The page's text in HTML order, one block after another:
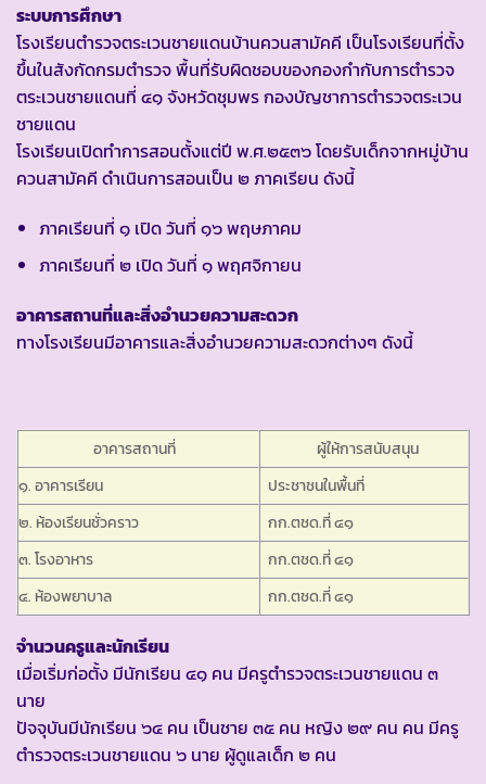
ระบบการศึกษา
โรงเรียนตำรวจตระเวนชายแดนบ้านควนสามัคคี เป็นโรงเรียนที่ตั้ง
ขึ้นในสังกัดกรมตำรวจ พื้นที่รับผิดชอบของกองกำกับการตำรวจ
ตระเวนชายแดนที่ ๔๑ จังหวัดชุมพร กองบัญชาการตำรวจตระเวน
ชายแดน
โรงเรียนเปิดทำการสอนตั้งแต่ปี พ.ศ.๒๕๓๖ โดยรับเด็กจากหมู่บ้าน
ควนสามัคคี ดำเนินการสอนเป็น ๒ ภาคเรียน ดังนี้
ภาคเรียนที่ ๑ เปิด วันที่ ๑๖ พฤษภาคม
ภาคเรียนที่ ๒ เปิด วันที่ ๑ พฤศจิกายน
อาคารสถานที่และสิ่งอำนวยความสะดวก
ทางโรงเรียนมีอาคารและสิ่งอำนวยความสะดวกต่างๆ ดังนี้
อาคารสถานที่
ผู้ให้การสนับสนุน
๑. อาคารเรียน
ประชาชนในพื้นที่
๒. ห้องเรียนชั่วคราว
กก.ตชด.ที่ ๔๑
๓. โรงอาหาร
กก.ตชด.ที่ ๔๑
๔. ห้องพยาบาล
กก.ตชด.ที่ ๔๑
จำนวนครูและนักเรียน
เมื่อเริ่มก่อตั้ง มีนักเรียน ๔๑ คน มีครูตำรวจตระเวนชายแดน ๓
นาย
ปัจจุบันมีนักเรียน ๖๔ คน เป็นชาย ๓๕ คน หญิง ๒๙ คน คน มีครู
ตำรวจตระเวนชายแดน ๖ นาย ผู้ดูแลเด็ก ๒ คน